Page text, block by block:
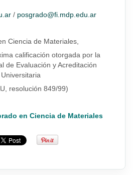
/ posgrado@fi.mdp.edu.ar
Ciencia de Materiales,
calificación otorgada por la
de Evaluación y Acreditación
Universitaria
resolución 849/99)
en Ciencia de Materiales